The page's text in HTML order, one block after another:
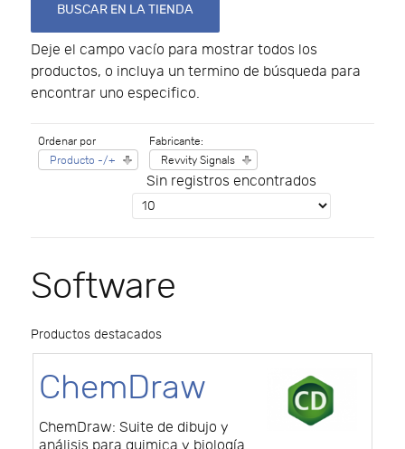
Deje el campo vacío para mostrar todos los
productos, o incluya un termino de búsqueda para
encontrar uno especifico.
Ordenar por
Producto -/+
Fabricante:
Revvity Signals
Sin registros encontrados
Software
Productos destacados
ChemDraw
ChemDraw: Suite de dibujo y
análisis para quimica y biología.